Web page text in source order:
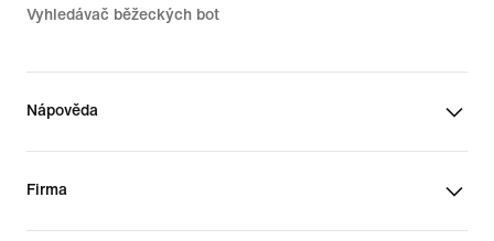
Vyhledávač běžeckých bot
Nápověda
Firma